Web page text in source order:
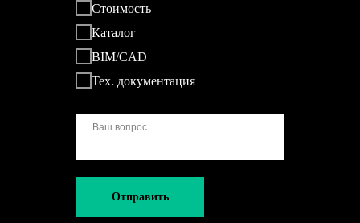
Стоимость
Каталог
BIM/CAD
Тех. документация
Отправить